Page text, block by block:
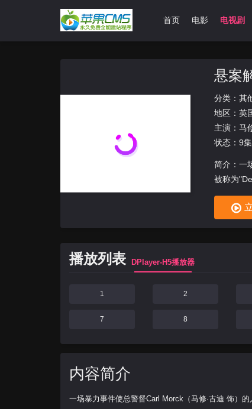
首页 电影 电视剧
悬案
分类： 其
地区： 英
主演： 马
状态：9
简介：一
被称为
播放列表 DPlayer-H5播放器
1 2
7 8
内容简介
一场暴力事件使总警督Carl Morck（马修·古迪 饰）